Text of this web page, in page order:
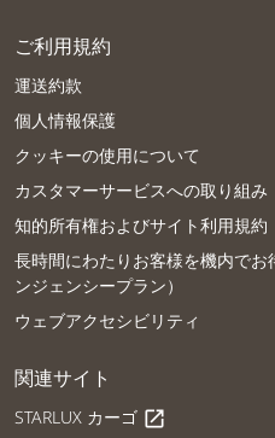
ご利用規約
運送約款
個人情報保護
クッキーの使用について
カスタマーサービスへの取り組み
知的所有権およびサイト利用規約
長時間にわたりお客様を機内で
ンジェンシープラン）
ウェブアクセシビリティ
関連サイト
STARLUX カーゴ open_in_new